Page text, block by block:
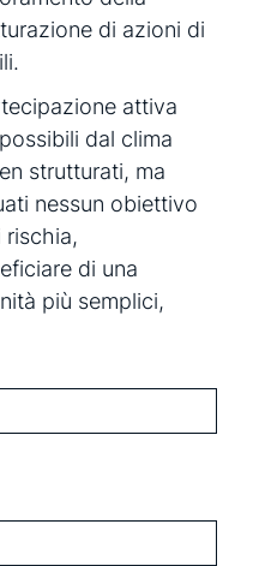
di azioni di
attiva
dal clima
strutturati, ma
nessun obiettivo
rischia,
di una
più semplici,